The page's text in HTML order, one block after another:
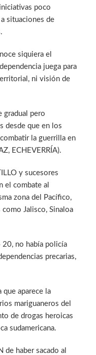
poco
situaciones de
siquiera el
juega para
ni visión de
gradual pero
desde que en los
la guerrilla en
ECHEVERRÍA).
y sucesores
el combate al
zona del Pacífico,
Jalisco, Sinaloa
20, no había policía
precarias,
que aparece la
mariguaneros del
de drogas heroicas
sudamericana.
de haber sacado al